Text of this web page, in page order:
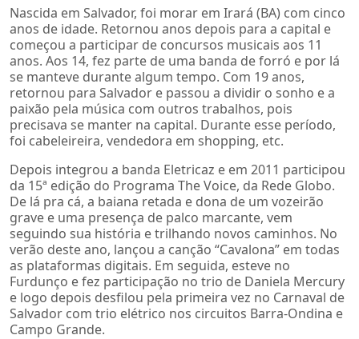
Nascida em Salvador, foi morar em Irará (BA) com cinco
anos de idade. Retornou anos depois para a capital e
começou a participar de concursos musicais aos 11
anos. Aos 14, fez parte de uma banda de forró e por lá
se manteve durante algum tempo. Com 19 anos,
retornou para Salvador e passou a dividir o sonho e a
paixão pela música com outros trabalhos, pois
precisava se manter na capital. Durante esse período,
foi cabeleireira, vendedora em shopping, etc.
Depois integrou a banda Eletricaz e em 2011 participou
da 15ª edição do Programa The Voice, da Rede Globo.
De lá pra cá, a baiana retada e dona de um vozeirão
grave e uma presença de palco marcante, vem
seguindo sua história e trilhando novos caminhos. No
verão deste ano, lançou a canção “Cavalona” em todas
as plataformas digitais. Em seguida, esteve no
Furdunço e fez participação no trio de Daniela Mercury
e logo depois desfilou pela primeira vez no Carnaval de
Salvador com trio elétrico nos circuitos Barra-Ondina e
Campo Grande.